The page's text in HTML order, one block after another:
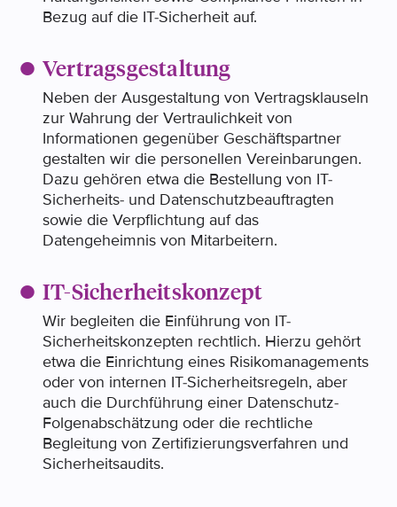
Bezug auf die IT-Sicherheit auf.
Vertragsgestaltung
Neben der Ausgestaltung von Vertragsklauseln
zur Wahrung der Vertraulichkeit von
Informationen gegenüber Geschäftspartner
gestalten wir die personellen Vereinbarungen.
Dazu gehören etwa die Bestellung von IT-
Sicherheits- und Datenschutzbeauftragten
sowie die Verpflichtung auf das
Datengeheimnis von Mitarbeitern.
IT-Sicherheitskonzept
Wir begleiten die Einführung von IT-
Sicherheitskonzepten rechtlich. Hierzu gehört
etwa die Einrichtung eines Risikomanagements
oder von internen IT-Sicherheitsregeln, aber
auch die Durchführung einer Datenschutz-
Folgenabschätzung oder die rechtliche
Begleitung von Zertifizierungsverfahren und
Sicherheitsaudits.